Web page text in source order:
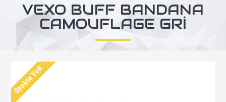
VEXO BUFF BANDANA
CAMOUFLAGE GRI
Stokta Yok